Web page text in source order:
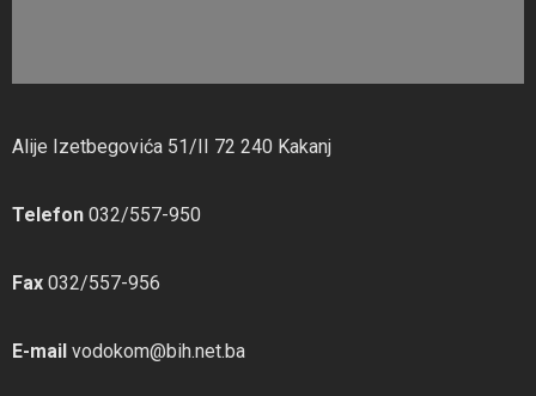
Alije Izetbegovića 51/II 72 240 Kakanj
Telefon 032/557-950
Fax 032/557-956
E-mail vodokom@bih.net.ba